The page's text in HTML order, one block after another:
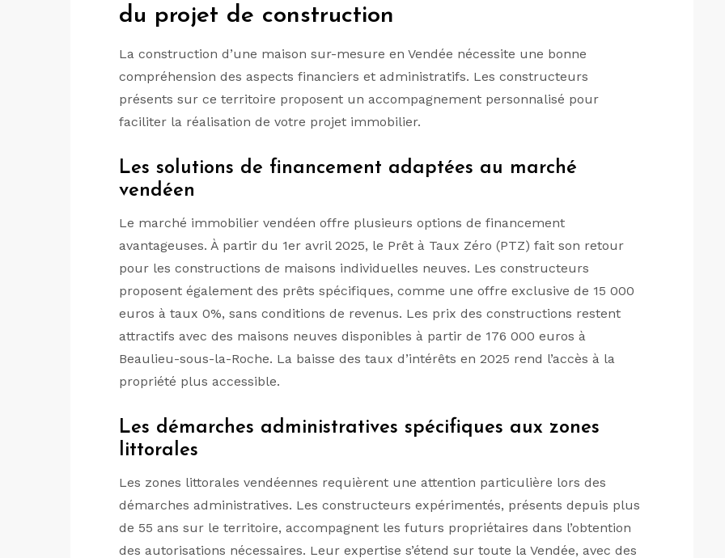
du projet de construction
La construction d’une maison sur-mesure en Vendée nécessite une bonne
compréhension des aspects financiers et administratifs. Les constructeurs
présents sur ce territoire proposent un accompagnement personnalisé pour
faciliter la réalisation de votre projet immobilier.
Les solutions de financement adaptées au marché
vendéen
Le marché immobilier vendéen offre plusieurs options de financement
avantageuses. À partir du 1er avril 2025, le Prêt à Taux Zéro (PTZ) fait son retour
pour les constructions de maisons individuelles neuves. Les constructeurs
proposent également des prêts spécifiques, comme une offre exclusive de 15 000
euros à taux 0%, sans conditions de revenus. Les prix des constructions restent
attractifs avec des maisons neuves disponibles à partir de 176 000 euros à
Beaulieu-sous-la-Roche. La baisse des taux d’intérêts en 2025 rend l’accès à la
propriété plus accessible.
Les démarches administratives spécifiques aux zones
littorales
Les zones littorales vendéennes requièrent une attention particulière lors des
démarches administratives. Les constructeurs expérimentés, présents depuis plus
de 55 ans sur le territoire, accompagnent les futurs propriétaires dans l’obtention
des autorisations nécessaires. Leur expertise s’étend sur toute la Vendée, avec des